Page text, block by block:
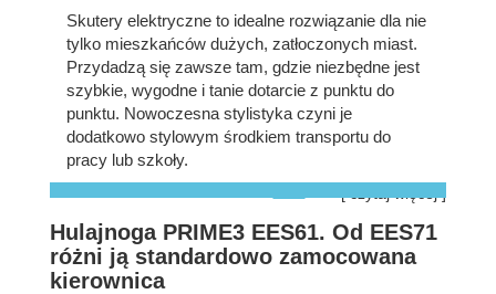
Skutery elektryczne to idealne rozwiązanie dla nie
tylko mieszkańców dużych, zatłoczonych miast.
Przydadzą się zawsze tam, gdzie niezbędne jest
szybkie, wygodne i tanie dotarcie z punktu do
punktu. Nowoczesna stylistyka czyni je
dodatkowo stylowym środkiem transportu do
pracy lub szkoły.
Hulajnoga PRIME3 EES61. Od EES71
różni ją standardowo zamocowana
kierownica